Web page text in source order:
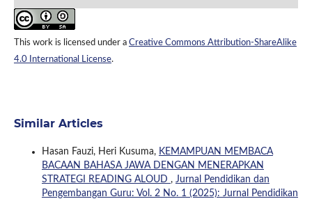
This work is licensed under a Creative Commons Attribution-ShareAlike
4.0 International License.
Similar Articles
Hasan Fauzi, Heri Kusuma, KEMAMPUAN MEMBACA
BACAAN BAHASA JAWA DENGAN MENERAPKAN
STRATEGI READING ALOUD , Jurnal Pendidikan dan
Pengembangan Guru: Vol. 2 No. 1 (2025): Jurnal Pendidikan